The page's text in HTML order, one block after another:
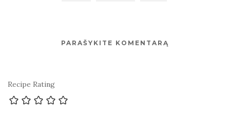
PARAŠYKITE KOMENTARĄ
Recipe Rating